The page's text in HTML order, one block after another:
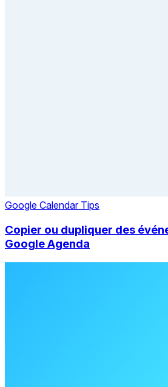
Google Calendar Tips
Copier ou dupliquer des
Google Agenda